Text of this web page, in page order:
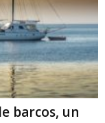
barcos, un